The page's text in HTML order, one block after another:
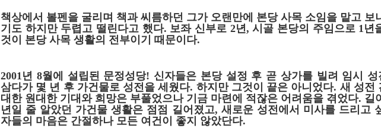
책상에서 볼펜을 굴리며 책과 씨름하던 그가 오랜만에 본당 사목 소임을 맡고 보
기도 하지만 두렵고 떨린다고 했다. 보좌 신부로 2년,시골 본당의 주임으로1년
것이 본당 사목 생활의 전부이기 때문이다.
2001년 8월에 설립된 문정성당! 신자들은 본당 설정 후 곧 상가를 빌려 임시 성
삼다가 몇 년 후 가건물로 성전을 세웠다. 하지만 그것이 끝은 아니었다. 새 성전
대한 원대한 기대와 희망은 부풀었으나 기금 마련에 적잖은 어려움을 겪었다. 길
년일 줄 알았던 가건물 생활은 점점 길어졌고, 새로운 성전에서 미사를 드리고
자들의 마음은 간절하나 모든 여건이 좋지 않았단다.